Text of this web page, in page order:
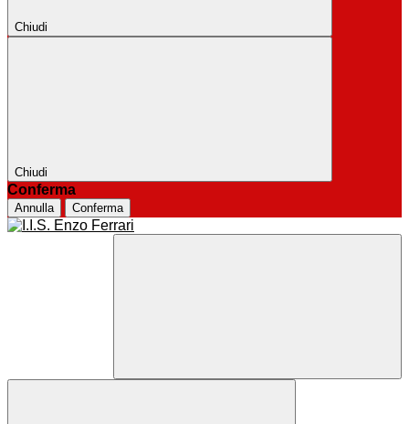
Chiudi
Chiudi
Conferma
Annulla Conferma